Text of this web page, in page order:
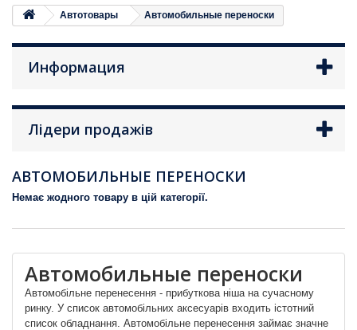
Автотовары Автомобильные переноски
Информация
Лідери продажів
АВТОМОБИЛЬНЫЕ ПЕРЕНОСКИ
Немає жодного товару в цій категорії.
Автомобильные переноски
Автомобільне перенесення - прибуткова ніша на сучасному
ринку. У список автомобільних аксесуарів входить істотний
список обладнання. Автомобільне перенесення займає значне